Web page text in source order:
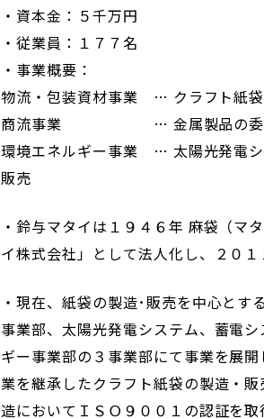
・資本金：５千万円
・従業員：１７７名
・事業概要：
物流・包装資材事業 … クラフト紙
商流事業 … 金属製品の委託製造
環境エネルギー事業 … 太陽光発電シ
販売
・鈴与マタイは１９４６年 麻袋（マ
イ株式会社」として法人化し、２０
・現在、紙袋の製造･販売を中心と
事業部、太陽光発電システム、蓄電
ギー事業部の３事業部にて事業を展
業を継承したクラフト紙袋の製造・
造においてＩＳＯ９００１の認証を